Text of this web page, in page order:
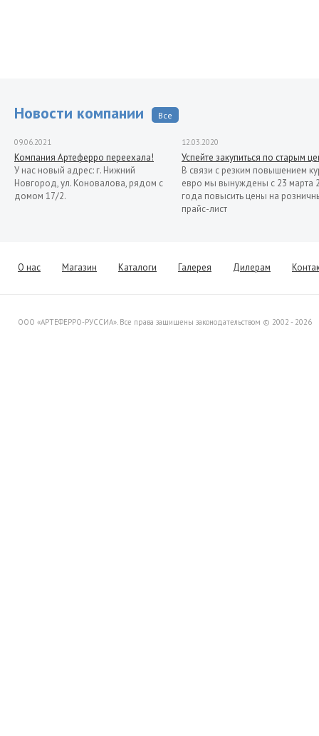
Новости компании Все
09.06.2021
Компания Артеферро переехала!
У нас новый адрес: г. Нижний
Новгород, ул. Коновалова, рядом с
домом 17/2.
12.03.2020
Успейте закупиться по старым
В связи с резким повышением
евро мы вынуждены с 23 марта
года повысить цены на
прайс-лист
Уважаемые клиенты! Представляем
Вашему вниманию распродажу
О нас Магазин Каталоги Галерея Дилерам
ООО «АРТЕФЕРРО-РУССИА». Все права защищены законодательством © 2002 - 2026